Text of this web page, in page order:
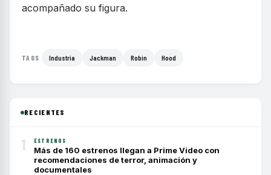
acompañado su figura.
TAGS Industria Jackman Robin Hood
RECIENTES
1 ESTRENOS
Más de 160 estrenos llegan a Prime Video con
recomendaciones de terror, animación y
documentales